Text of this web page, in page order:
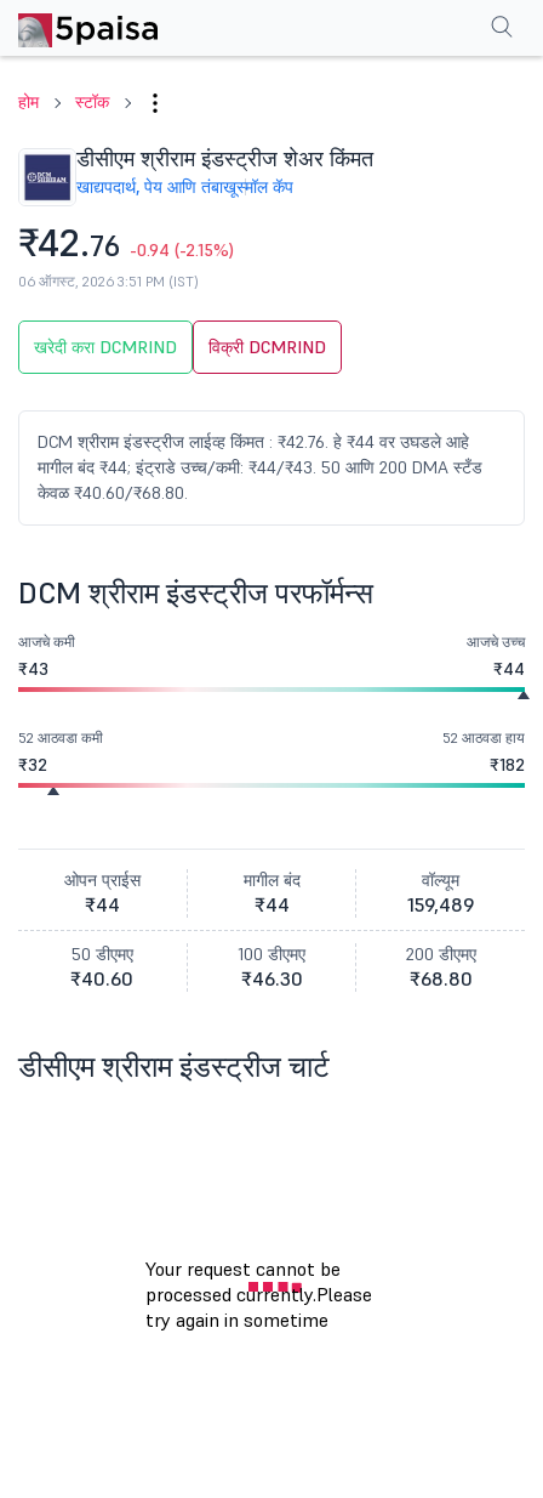
होम स्टॉक
डीसीएम श्रीराम इंडस्ट्रीज शेअर किंमत
खाद्यपदार्थ, पेय आणि तंबाखूस्मॉल कॅप
₹42.76 -0.94 (-2.15%)
06 ऑगस्ट, 2026 3:51 PM (IST)
खरेदी करा DCMRIND विक्री DCMRIND
DCM श्रीराम इंडस्ट्रीज लाईव्ह किंमत : ₹42.76. हे ₹44 वर उघडले आहे
मागील बंद ₹44; इंट्राडे उच्च/कमी: ₹44/₹43. 50 आणि 200 DMA स्टँड
केवळ ₹40.60/₹68.80.
परफॉर्मन्सफायनान्शियल्स एफएक्यू
DCM श्रीराम इंडस्ट्रीज परफॉर्मन्स
आजचे कमी
₹43
आजचे उच्च
₹44
52 आठवडा कमी
₹32
52 आठवडा हाय
₹182
ओपन प्राईस
₹44
मागील बंद
₹44
वॉल्यूम
159,489
50 डीएमए
₹40.60
100 डीएमए
₹46.30
200 डीएमए
₹68.80
डीसीएम श्रीराम इंडस्ट्रीज चार्ट